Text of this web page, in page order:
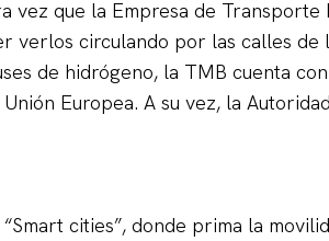
vez que la Empresa de
circulando por las calles de
de hidrógeno, la TMB cuenta
Europea. A su vez, la
cities”, donde prima la